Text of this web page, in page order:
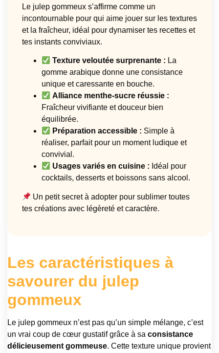
Le julep gommeux s’affirme comme un
incontournable pour qui aime jouer sur les textures
et la fraîcheur, idéal pour dynamiser tes recettes et
tes instants conviviaux.
Texture veloutée surprenante : La
gomme arabique donne une consistance
unique et caressante en bouche.
Alliance menthe-sucre réussie :
Fraîcheur vivifiante et douceur bien
équilibrée.
Préparation accessible : Simple à
réaliser, parfait pour un moment ludique et
convivial.
Usages variés en cuisine : Idéal pour
cocktails, desserts et boissons sans alcool.
Un petit secret à adopter pour sublimer toutes
tes créations avec légèreté et caractère.
Les caractéristiques à
savourer du julep
gommeux
Le julep gommeux n’est pas qu’un simple mélange, c’est
un vrai coup de cœur gustatif grâce à sa consistance
délicieusement gommeuse. Cette texture unique provient